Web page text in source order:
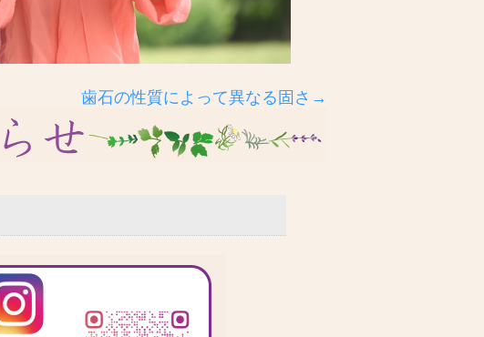
歯石の性質によって異なる固さ→